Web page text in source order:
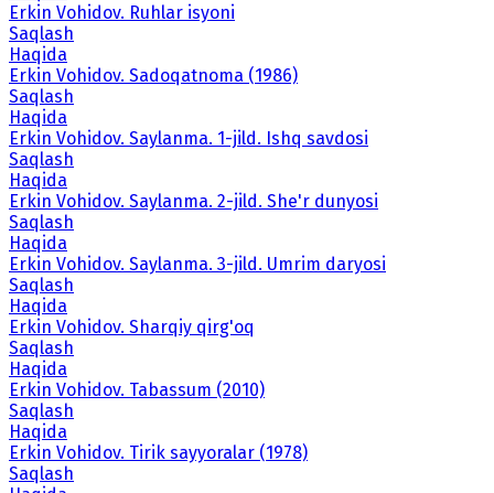
Erkin Vohidov. Ruhlar isyoni
Saqlash
Haqida
Erkin Vohidov. Sadoqatnoma (1986)
Saqlash
Haqida
Erkin Vohidov. Saylanma. 1-jild. Ishq savdosi
Saqlash
Haqida
Erkin Vohidov. Saylanma. 2-jild. She'r dunyosi
Saqlash
Haqida
Erkin Vohidov. Saylanma. 3-jild. Umrim daryosi
Saqlash
Haqida
Erkin Vohidov. Sharqiy qirg'oq
Saqlash
Haqida
Erkin Vohidov. Tabassum (2010)
Saqlash
Haqida
Erkin Vohidov. Tirik sayyoralar (1978)
Saqlash